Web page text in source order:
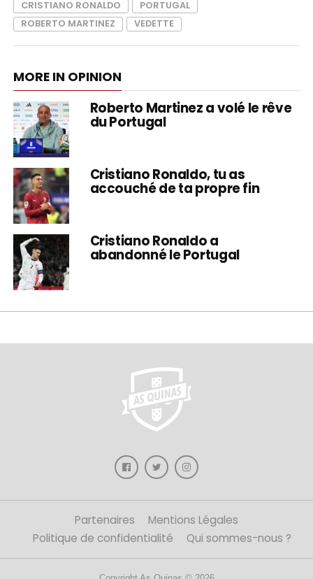
CRISTIANO RONALDO
PORTUGAL
ROBERTO MARTINEZ
VEDETTE
MORE IN OPINION
Roberto Martinez a volé le rêve
du Portugal
Cristiano Ronaldo, tu as
accouché de ta propre fin
Cristiano Ronaldo a
abandonné le Portugal
Partenaires
Mentions Légales
Politique de confidentialité
Qui sommes-nous ?